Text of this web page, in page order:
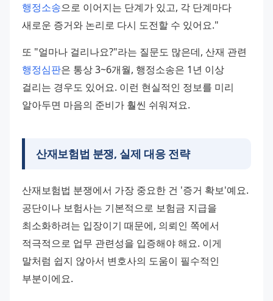
행정소송으로 이어지는 단계가 있고, 각 단계마다
새로운 증거와 논리로 다시 도전할 수 있어요."
행정심판은 통상 3~6개월, 행정소송은 1년 이상
걸리는 경우도 있어요. 이런 현실적인 정보를 미리
알아두면 마음의 준비가 훨씬 쉬워져요.
산재보험법 분쟁, 실제 대응 전략
산재보험법 분쟁에서 가장 중요한 건 '증거 확보'예요.
공단이나 보험사는 기본적으로 보험금 지급을
최소화하려는 입장이기 때문에, 의뢰인 쪽에서
적극적으로 업무 관련성을 입증해야 해요. 이게
말처럼 쉽지 않아서 변호사의 도움이 필수적인
부분이에요.